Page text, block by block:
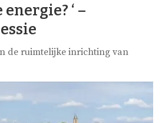
energie? ‘ –
de ruimtelijke inrichting van